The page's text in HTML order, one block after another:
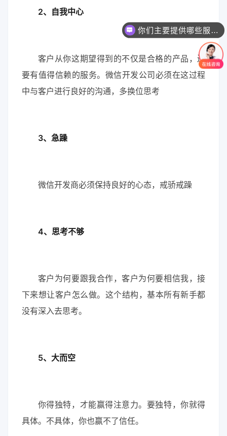
2、自我中心
客户从你这期望得到的不仅是合格的产品，还
要有值得信赖的服务。微信开发公司必须在这过程
中与客户进行良好的沟通，多换位思考
3、急躁
微信开发商必须保持良好的心态，戒骄戒躁
4、思考不够
客户为何要跟我合作，客户为何要相信我，接
下来想让客户怎么做。这个结构，基本所有新手都
没有深入去思考。
5、大而空
你得独特，才能赢得注意力。要独特，你就得
具体。不具体，你也赢不了信任。
你们主要提供哪些服务？可以根据需求定制吗？